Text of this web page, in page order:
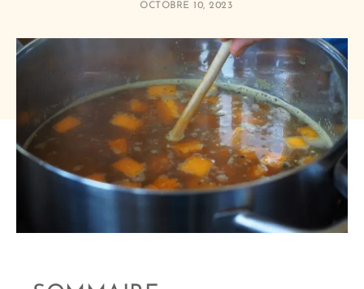
OCTOBRE 10, 2023